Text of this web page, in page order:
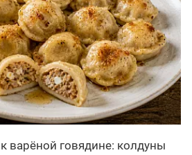
варёной говядине: колдуны